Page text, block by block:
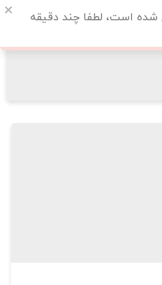
شده است، لطفا چند دقیقه